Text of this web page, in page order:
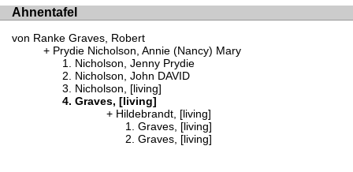
Ahnentafel
von Ranke Graves, Robert
Prydie Nicholson, Annie (Nancy) Mary
Nicholson, Jenny Prydie
Nicholson, John DAVID
Nicholson, [living]
Graves, [living]
Hildebrandt, [living]
Graves, [living]
Graves, [living]